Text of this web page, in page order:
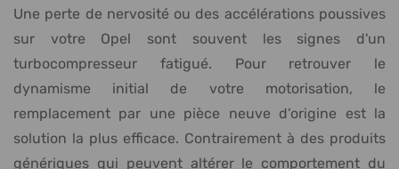
Une perte de nervosité ou des accélérations poussives
sur votre Opel sont souvent les signes d'un
turbocompresseur fatigué. Pour retrouver le
dynamisme initial de votre motorisation, le
remplacement par une pièce neuve d’origine est la
solution la plus efficace. Contrairement à des produits
génériques qui peuvent altérer le comportement du